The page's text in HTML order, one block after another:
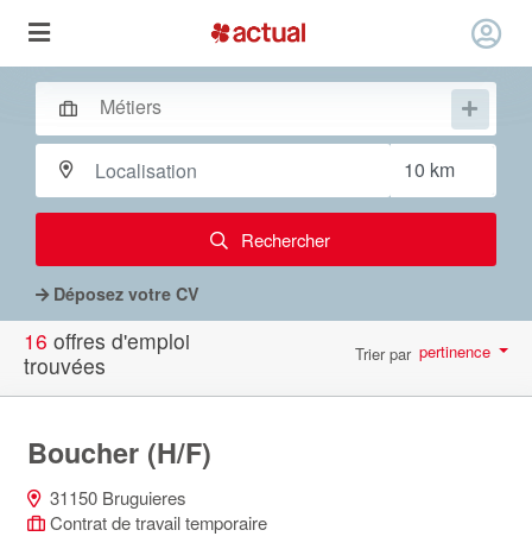
Rechercher
Déposez votre CV
16 offres d'emploi
trouvées
Trier par pertinence
Boucher (H/F)
31150 Bruguieres
Contrat de travail temporaire